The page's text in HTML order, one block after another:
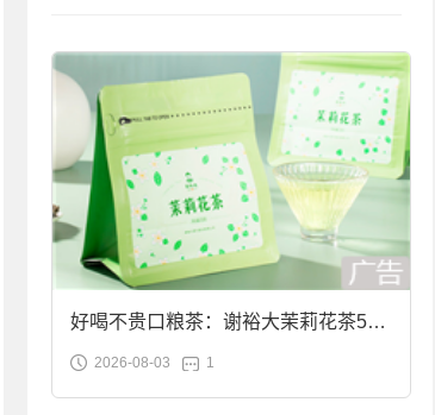
好喝不贵口粮茶：谢裕大茉莉花茶50g
袋装9.9元到手
2026-08-03 1